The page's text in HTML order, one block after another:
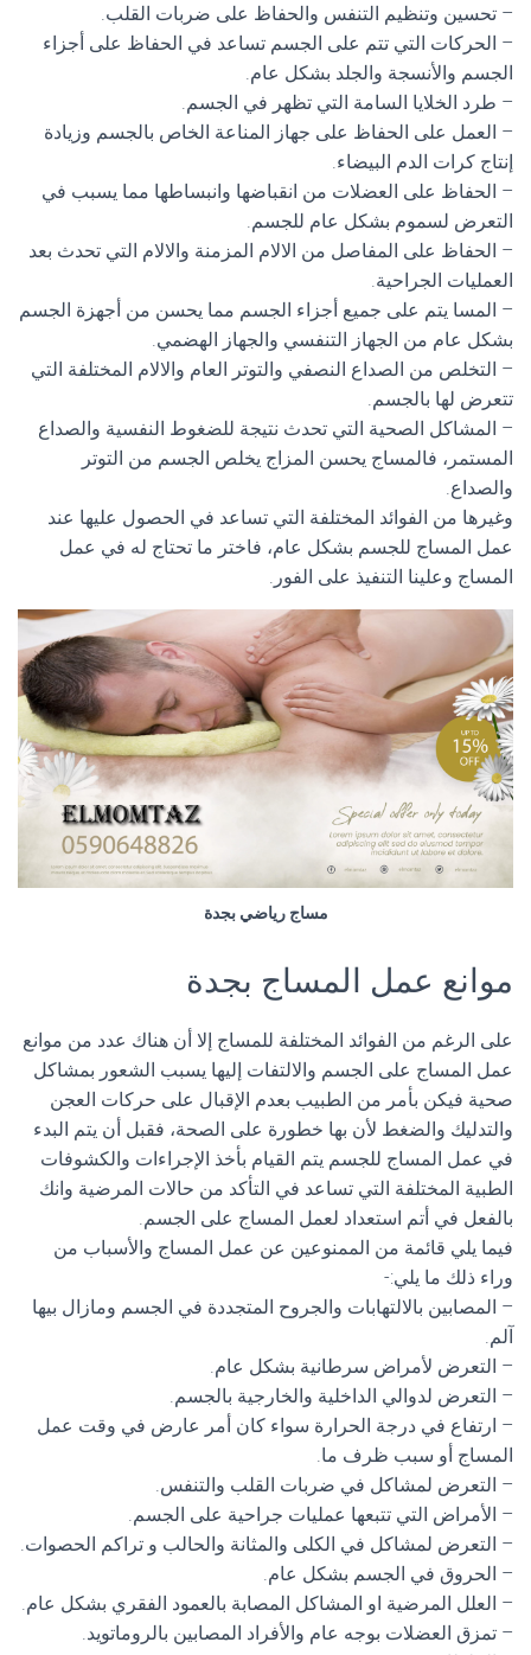
– تحسين وتنظيم التنفس والحفاظ على ضربات القلب.
– الحركات التي تتم على الجسم تساعد في الحفاظ على أجزاء
الجسم والأنسجة والجلد بشكل عام.
– طرد الخلايا السامة التي تظهر في الجسم.
– العمل على الحفاظ على جهاز المناعة الخاص بالجسم وزيادة
إنتاج كرات الدم البيضاء.
– الحفاظ على العضلات من انقباضها وانبساطها مما يسبب في
التعرض لسموم بشكل عام للجسم.
– الحفاظ على المفاصل من الالام المزمنة والالام التي تحدث بعد
العمليات الجراحية.
– المسا يتم على جميع أجزاء الجسم مما يحسن من أجهزة الجسم
بشكل عام من الجهاز التنفسي والجهاز الهضمي.
– التخلص من الصداع النصفي والتوتر العام والالام المختلفة التي
تتعرض لها بالجسم.
– المشاكل الصحية التي تحدث نتيجة للضغوط النفسية والصداع
المستمر، فالمساج يحسن المزاج يخلص الجسم من التوتر
والصداع.
وغيرها من الفوائد المختلفة التي تساعد في الحصول عليها عند
عمل المساج للجسم بشكل عام، فاختر ما تحتاج له في عمل
المساج وعلينا التنفيذ على الفور.
مساج رياضي بجدة
موانع عمل المساج بجدة
على الرغم من الفوائد المختلفة للمساج إلا أن هناك عدد من موانع
عمل المساج على الجسم والالتفات إليها يسبب الشعور بمشاكل
صحية فيكن بأمر من الطبيب بعدم الإقبال على حركات العجن
والتدليك والضغط لأن بها خطورة على الصحة، فقبل أن يتم البدء
في عمل المساج للجسم يتم القيام بأخذ الإجراءات والكشوفات
الطبية المختلفة التي تساعد في التأكد من حالات المرضية وانك
بالفعل في أتم استعداد لعمل المساج على الجسم.
فيما يلي قائمة من الممنوعين عن عمل المساج والأسباب من
وراء ذلك ما يلي:-
– المصابين بالالتهابات والجروح المتجددة في الجسم ومازال بيها
آلم.
– التعرض لأمراض سرطانية بشكل عام.
– التعرض لدوالي الداخلية والخارجية بالجسم.
– ارتفاع في درجة الحرارة سواء كان أمر عارض في وقت عمل
المساج أو سبب ظرف ما.
– التعرض لمشاكل في ضربات القلب والتنفس.
– الأمراض التي تتبعها عمليات جراحية على الجسم.
– التعرض لمشاكل في الكلى والمثانة والحالب و تراكم الحصوات.
– الحروق في الجسم بشكل عام.
– العلل المرضية او المشاكل المصابة بالعمود الفقري بشكل عام.
– تمزق العضلات بوجه عام والأفراد المصابين بالروماتويد.